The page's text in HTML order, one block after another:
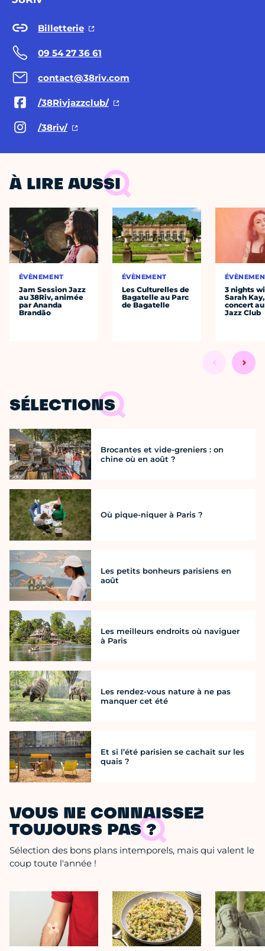
Billetterie
09 54 27 36 61
contact@38riv.com
/38Rivjazzclub/
/38riv/
À LIRE AUSSI
ÉVÈNEMENT
Jam Session Jazz
au 38Riv, animée
par Ananda
Brandão
ÉVÈNEMENT
Les Culturelles de
Bagatelle au Parc
de Bagatelle
3 nights
Sarah
concert
Jazz Club
SÉLECTIONS
Brocantes et vide-greniers : on
chine où en août ?
Où pique-niquer à Paris ?
Les petits bonheurs parisiens en
août
Les meilleurs endroits où naviguer
à Paris
Les rendez-vous nature à ne pas
manquer cet été
Et si l’été parisien se cachait sur les
quais ?
VOUS NE CONNAISSEZ
TOUJOURS PAS ?
Sélection des bons plans intemporels, mais qui valent le
coup toute l'année !